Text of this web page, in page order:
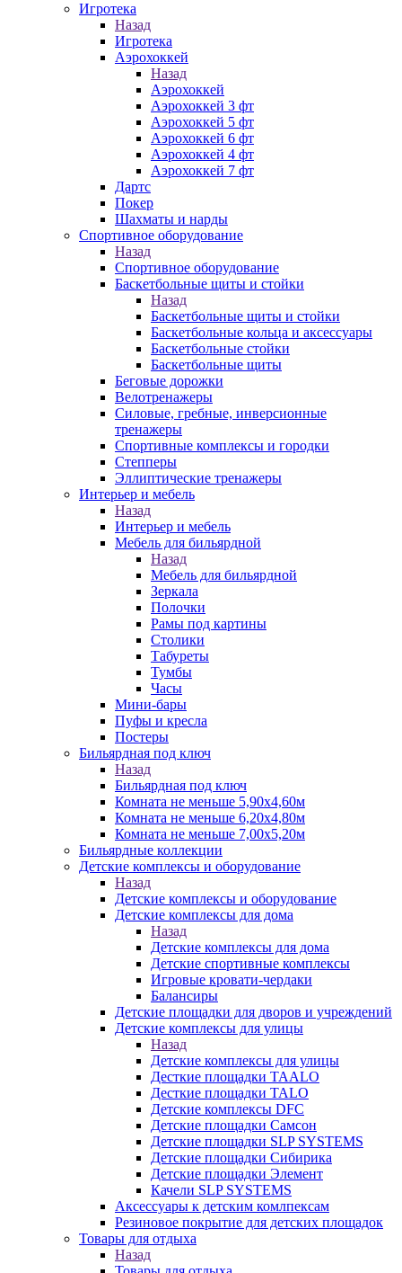
Игротека
Назад
Игротека
Аэрохоккей
Назад
Аэрохоккей
Аэрохоккей 3 фт
Аэрохоккей 5 фт
Аэрохоккей 6 фт
Аэрохоккей 4 фт
Аэрохоккей 7 фт
Дартс
Покер
Шахматы и нарды
Спортивное оборудование
Назад
Спортивное оборудование
Баскетбольные щиты и стойки
Назад
Баскетбольные щиты и стойки
Баскетбольные кольца и аксессуары
Баскетбольные стойки
Баскетбольные щиты
Беговые дорожки
Велотренажеры
Силовые, гребные, инверсионные
тренажеры
Спортивные комплексы и городки
Степперы
Эллиптические тренажеры
Интерьер и мебель
Назад
Интерьер и мебель
Мебель для бильярдной
Назад
Мебель для бильярдной
Зеркала
Полочки
Рамы под картины
Столики
Табуреты
Тумбы
Часы
Мини-бары
Пуфы и кресла
Постеры
Бильярдная под ключ
Назад
Бильярдная под ключ
Комната не меньше 5,90х4,60м
Комната не меньше 6,20х4,80м
Комната не меньше 7,00х5,20м
Бильярдные коллекции
Детские комплексы и оборудование
Назад
Детские комплексы и оборудование
Детские комплексы для дома
Назад
Детские комплексы для дома
Детские спортивные комплексы
Игровые кровати-чердаки
Балансиры
Детские площадки для дворов и учреждений
Детские комплексы для улицы
Назад
Детские комплексы для улицы
Десткие площадки TAALO
Десткие площадки TALO
Детские комплексы DFC
Детские площадки Самсон
Детские площадки SLP SYSTEMS
Детские площадки Сибирика
Детские площадки Элемент
Качели SLP SYSTEMS
Аксессуары к детским комлпексам
Резиновое покрытие для детских площадок
Товары для отдыха
Назад